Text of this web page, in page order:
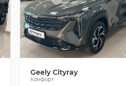
Geely Cityray
Комфорт